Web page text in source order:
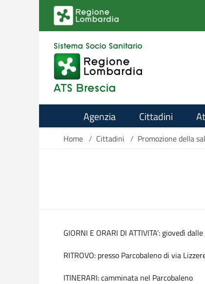
Salta al contenuto principale
Agenzia Cittadini
Home / Cittadini / Promozione della
GIORNI E ORARI DI ATTIVITA’: giovedì
RITROVO: presso Parcobaleno di via
ITINERARI: camminata nel Parcobaleno